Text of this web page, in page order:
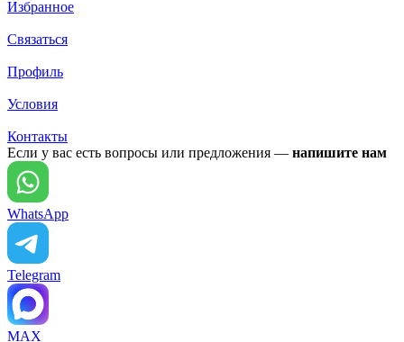
Избранное
Связаться
Профиль
Условия
Контакты
Если у вас есть вопросы или предложения — напишите нам
WhatsApp
Telegram
MAX